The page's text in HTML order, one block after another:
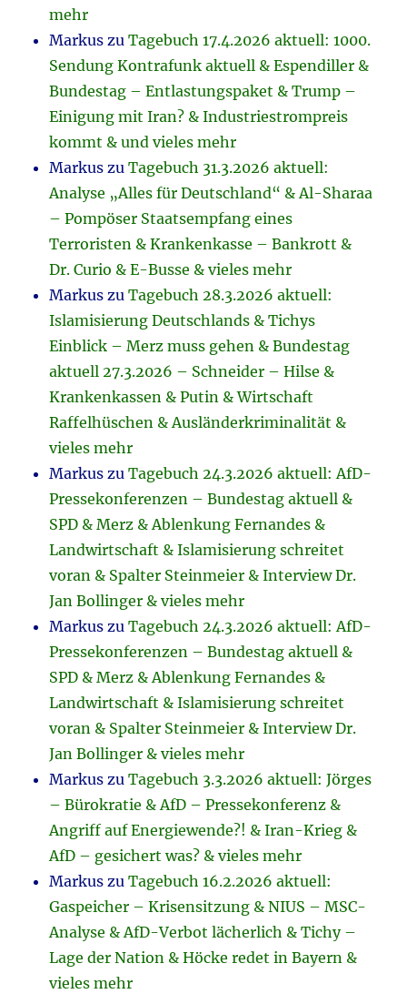
mehr
Markus zuTagebuch 17.4.2026 aktuell: 1000.
Sendung Kontrafunk aktuell & Espendiller &
Bundestag – Entlastungspaket & Trump –
Einigung mit Iran? & Industriestrompreis
kommt & und vieles mehr
Markus zuTagebuch 31.3.2026 aktuell:
Analyse „Alles für Deutschland“ & Al-Sharaa
– Pompöser Staatsempfang eines
Terroristen & Krankenkasse – Bankrott &
Dr. Curio & E-Busse & vieles mehr
Markus zuTagebuch 28.3.2026 aktuell:
Islamisierung Deutschlands & Tichys
Einblick – Merz muss gehen & Bundestag
aktuell 27.3.2026 – Schneider – Hilse &
Krankenkassen & Putin & Wirtschaft
Raffelhüschen & Ausländerkriminalität &
vieles mehr
Markus zuTagebuch 24.3.2026 aktuell: AfD-
Pressekonferenzen – Bundestag aktuell &
SPD & Merz & Ablenkung Fernandes &
Landwirtschaft & Islamisierung schreitet
voran & Spalter Steinmeier & Interview Dr.
Jan Bollinger & vieles mehr
Markus zuTagebuch 24.3.2026 aktuell: AfD-
Pressekonferenzen – Bundestag aktuell &
SPD & Merz & Ablenkung Fernandes &
Landwirtschaft & Islamisierung schreitet
voran & Spalter Steinmeier & Interview Dr.
Jan Bollinger & vieles mehr
Markus zuTagebuch 3.3.2026 aktuell: Jörges
– Bürokratie & AfD – Pressekonferenz &
Angriff auf Energiewende?! & Iran-Krieg &
AfD – gesichert was? & vieles mehr
Markus zuTagebuch 16.2.2026 aktuell:
Gaspeicher – Krisensitzung & NIUS – MSC-
Analyse & AfD-Verbot lächerlich & Tichy –
Lage der Nation & Höcke redet in Bayern &
vieles mehr